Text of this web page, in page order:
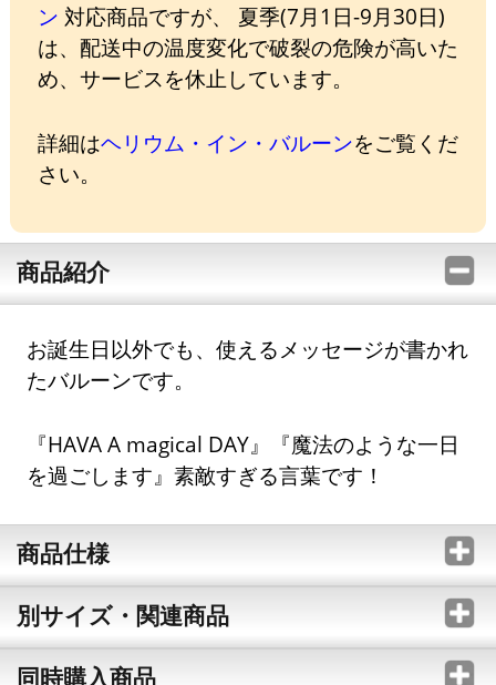
ン 対応商品ですが、 夏季(7月1日-9月30日)
は、配送中の温度変化で破裂の危険が高いた
め、サービスを休止しています。
詳細はヘリウム・イン・バルーンをご覧くだ
さい。
商品紹介
お誕生日以外でも、使えるメッセージが書かれ
たバルーンです。
『HAVA A magical DAY』『魔法のような一日
を過ごします』素敵すぎる言葉です！
商品仕様
別サイズ・関連商品
同時購入商品